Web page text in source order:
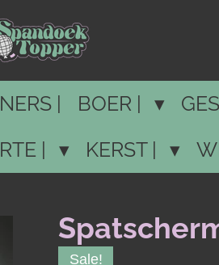
| BOER |
| KERST |
Sale!